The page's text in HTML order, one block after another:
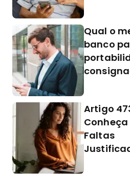
Qual o
banco
Artigo
Conheça
Faltas